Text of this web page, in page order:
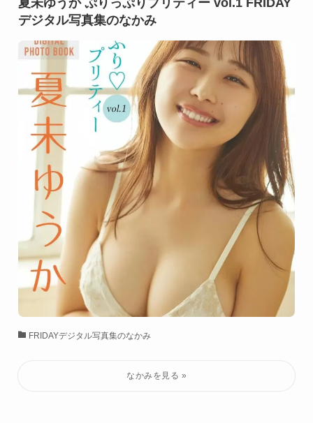
デジタル写真集のなかみ
FRIDAYデジタル写真集のなかみ